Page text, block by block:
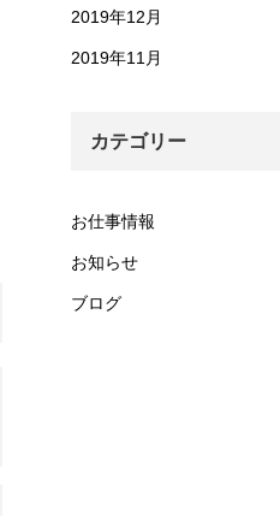
2019年12月
2019年11月
カテゴリー
お仕事情報
お知らせ
ブログ